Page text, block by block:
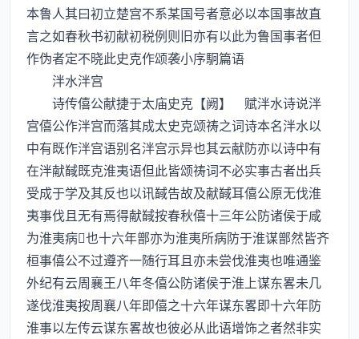
本鲁人其曰初立楚宫不系某国号者意必以本国事故直
言之如春秋书初献初税例则旧亦有以此为鲁国事者但
作伪者定不晓此史克作颂袭小序駉篇语
泮水泮宫
诗传僖公献捷于太庙史克【阙】 赋泮水诗说泮
宫僖公作泮宫而落其成太史克颂祷之词诗本名泮水以
中有既作泮宫语别名泮宫示异也其云献防亦以诗中有
在泮献馘既克淮夷语但此皆颂祷词不必实事古者出兵
受成于学及其反也以讯馘告故及献馘耳僖公原无伐淮
夷事伐且无有焉得献馘按春秋僖十三年公防诸侯于咸
为淮夷病也十六年鄫亦为淮夷所病防于淮谋鄫然皆齐
桓事僖公不过遵齐一随行耳且亦未尝伐淮夷也唯通鉴
外纪有云周襄王八年冬僖公防诸侯于淮上谋东畧未几
遂伐淮夷按周襄八年即僖之十六年谋东畧即十六年防
淮事以左传云谋东畧故也彼必从此语增饰之者然非实